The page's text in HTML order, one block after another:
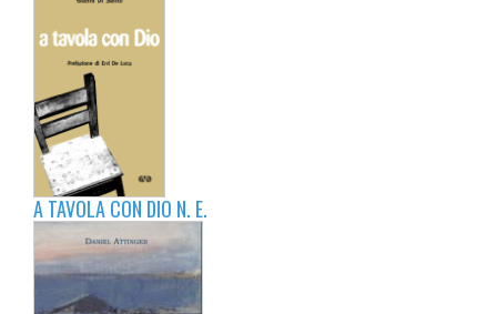
A TAVOLA CON DIO N. E.